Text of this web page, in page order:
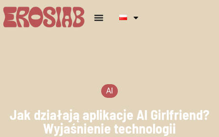
AI
Jak działają aplikacje AI Girlfriend?
Wyjaśnienie technologii